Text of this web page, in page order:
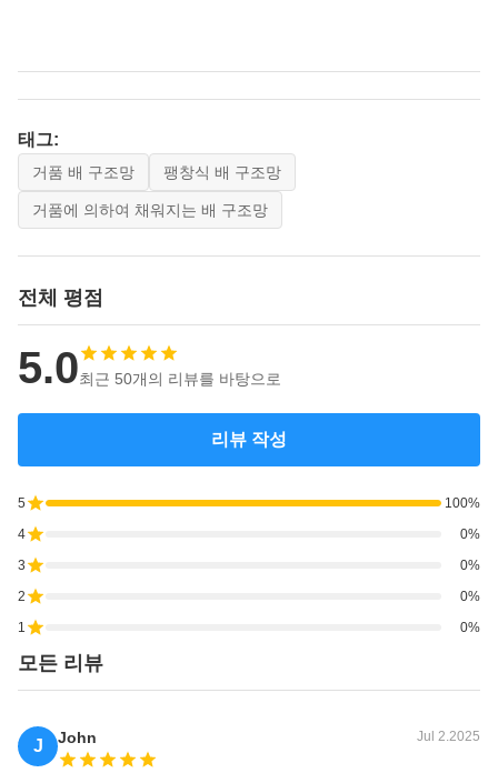
태그:
거품 배 구조망 팽창식 배 구조망
거품에 의하여 채워지는 배 구조망
전체 평점
5.0최근 50개의 리뷰를 바탕으로
리뷰 작성
5
100%
4
0%
3
0%
2
0%
1
0%
모든 리뷰
J John Jul 2.2025